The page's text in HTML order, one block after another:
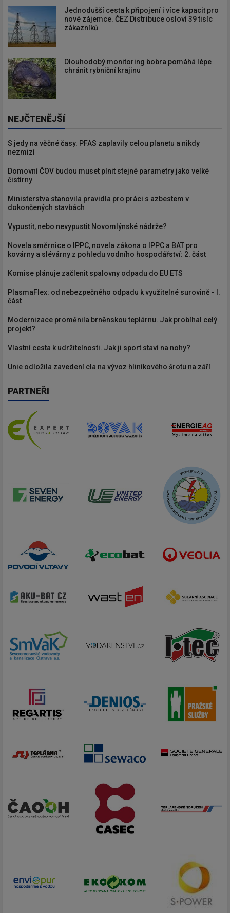
Jednodušší cesta k připojení i více kapacit pro
nové zájemce. ČEZ Distribuce osloví 39 tisíc
zákazníků
Dlouhodobý monitoring bobra pomáhá lépe
chránit rybniční krajinu
NEJČTENĚJŠÍ
S jedy na věčné časy. PFAS zaplavily celou planetu a nikdy
nezmizí
Domovní ČOV budou muset plnit stejné parametry jako velké
čistírny
Ministerstva stanovila pravidla pro práci s azbestem v
dokončených stavbách
Vypustit, nebo nevypustit Novomlýnské nádrže?
Novela směrnice o IPPC, novela zákona o IPPC a BAT pro
kovárny a slévárny z pohledu vodního hospodářství: 2. část
Komise plánuje začlenit spalovny odpadu do EU ETS
PlasmaFlex: od nebezpečného odpadu k využitelné surovině - I.
část
Modernizace proměnila brněnskou teplárnu. Jak probíhal celý
projekt?
Vlastní cesta k udržitelnosti. Jak ji sport staví na nohy?
Unie odložila zavedení cla na vývoz hliníkového šrotu na září
PARTNEŘI